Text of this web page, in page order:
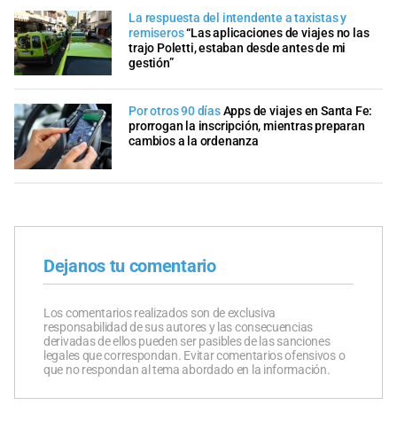
La respuesta del intendente a taxistas y
remiseros“Las aplicaciones de viajes no las
trajo Poletti, estaban desde antes de mi
gestión”
Por otros 90 díasApps de viajes en Santa Fe:
prorrogan la inscripción, mientras preparan
cambios a la ordenanza
Dejanos tu comentario
Los comentarios realizados son de exclusiva
responsabilidad de sus autores y las consecuencias
derivadas de ellos pueden ser pasibles de las sanciones
legales que correspondan. Evitar comentarios ofensivos o
que no respondan al tema abordado en la información.